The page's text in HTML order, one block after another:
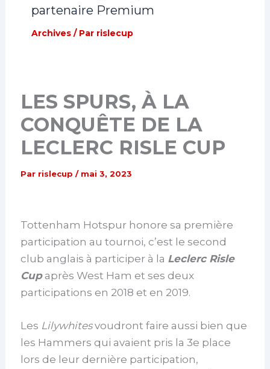
partenaire Premium
Archives/ Par rislecup
LES SPURS, À LA
CONQUÊTE DE LA
LECLERC RISLE CUP
Par rislecup/ mai 3, 2023
Tottenham Hotspur honore sa première
participation au tournoi, c’est le second
club anglais à participer à la Leclerc Risle
Cupaprès West Ham et ses deux
participations en 2018 et en 2019.
Les Lilywhitesvoudront faire aussi bien que
les Hammers qui avaient pris la 3e place
lors de leur dernière participation,